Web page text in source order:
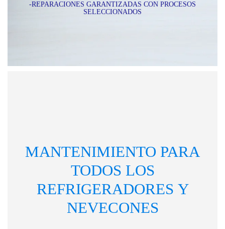
-REPARACIONES GARANTIZADAS CON PROCESOS
SELECCIONADOS
MANTENIMIENTO PARA
TODOS LOS
REFRIGERADORES Y
NEVECONES